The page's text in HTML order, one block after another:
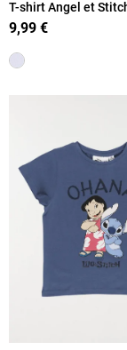
T-shirt Angel et
12A)
9,99 €